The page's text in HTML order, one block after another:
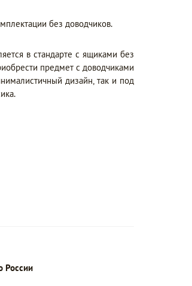
без доводчиков.
в стандарте с ящиками без
предмет с доводчиками
дизайн, так и под
России